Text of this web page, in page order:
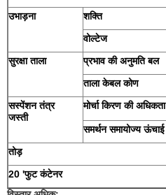
उभाड़ना
शक्ति
वोल्टेज
सुरक्षा ताला
प्रभाव की अनुमति बल
ताला केबल कोण
सस्पेंशन तंत्र
जस्ती
मोर्चा किरण की अधिकता
समर्थन समायोज्य ऊंचाई
तोड़
20 'फुट कंटेनर